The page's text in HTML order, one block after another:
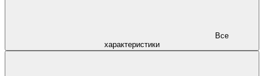
характеристики